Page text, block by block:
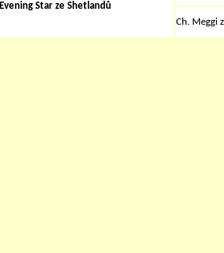
Evening Star ze Shetlandů
Ch. Meggi